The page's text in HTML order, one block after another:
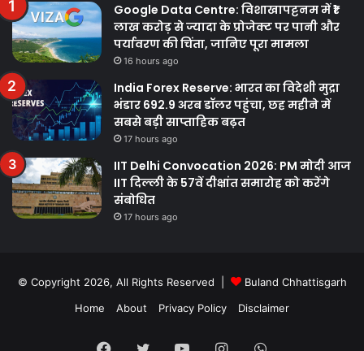
Google Data Centre: विशाखापट्टनम में ₹1
लाख करोड़ से ज्यादा के प्रोजेक्ट पर पानी और
पर्यावरण की चिंता, जानिए पूरा मामला
16 hours ago
India Forex Reserve: भारत का विदेशी मुद्रा
भंडार 692.9 अरब डॉलर पहुंचा, छह महीने में
सबसे बड़ी साप्ताहिक बढ़त
17 hours ago
IIT Delhi Convocation 2026: PM मोदी आज
IIT दिल्ली के 57वें दीक्षांत समारोह को करेंगे
संबोधित
17 hours ago
© Copyright 2026, All Rights Reserved |
Buland Chhattisgarh
Home
About Privacy Policy Disclaimer